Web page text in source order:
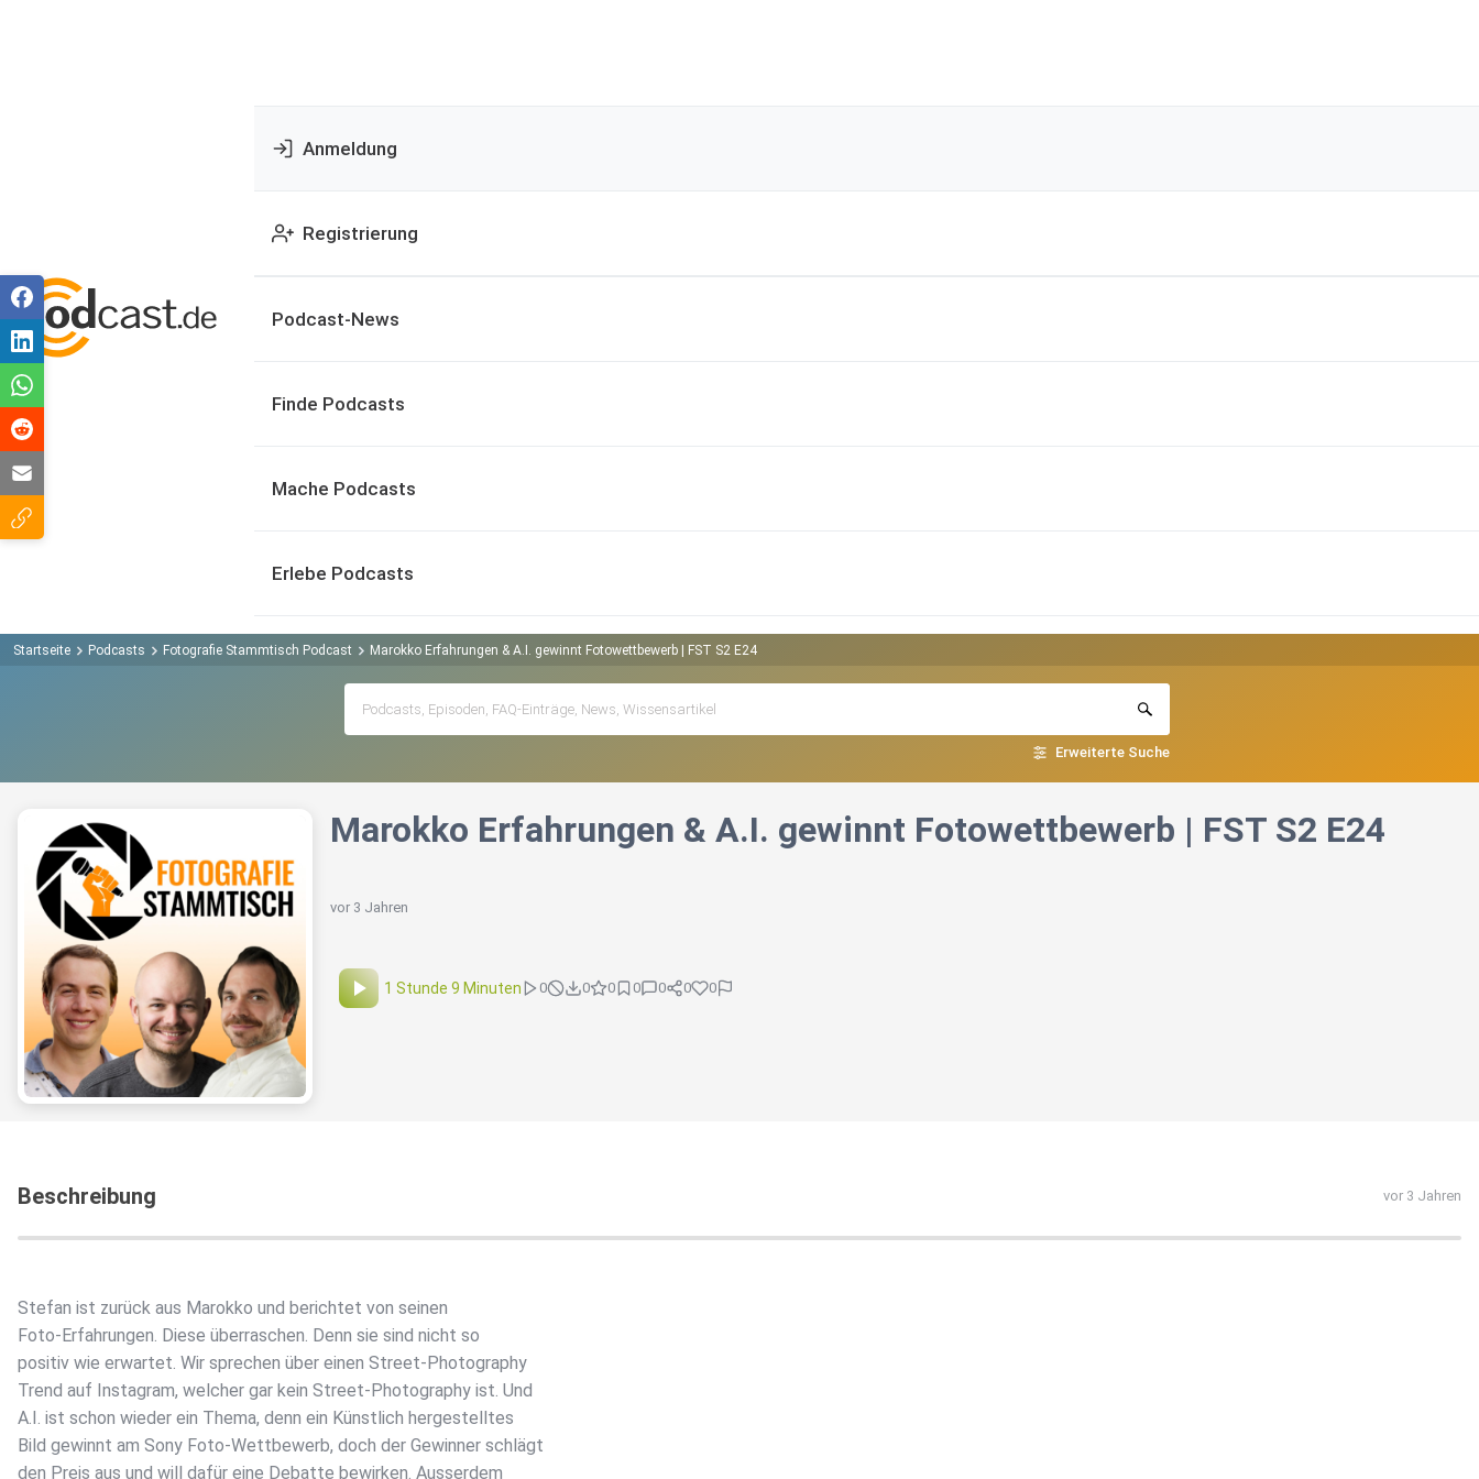
Anmeldung
Registrierung
Podcast-News
Finde Podcasts
Mache Podcasts
Erlebe Podcasts
Startseite Podcasts Fotografie Stammtisch Podcast Marokko Erfahrungen & A.I. gewinnt Fotowettbewerb | FST S2 E24
Erweiterte Suche
Marokko Erfahrungen & A.I. gewinnt Fotowettbewerb | FST S2 E24
vor 3 Jahren
1 Stunde 9 Minuten 0 0 0 0 0 0 0
Beschreibung vor 3 Jahren
Stefan ist zurück aus Marokko und berichtet von seinen
Foto-Erfahrungen. Diese überraschen. Denn sie sind nicht so
positiv wie erwartet. Wir sprechen über einen Street-Photography
Trend auf Instagram, welcher gar kein Street-Photography ist. Und
A.I. ist schon wieder ein Thema, denn ein Künstlich hergestelltes
Bild gewinnt am Sony Foto-Wettbewerb, doch der Gewinner schlägt
den Preis aus und will dafür eine Debatte bewirken. Ausserdem